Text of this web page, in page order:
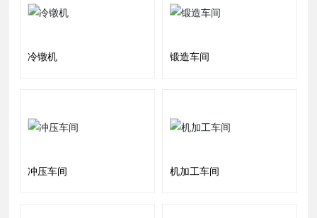
冷镦机 锻造车间
冲压车间 机加工车间